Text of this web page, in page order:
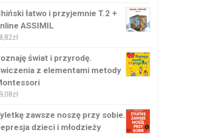
łatwo i przyjemnie T.2 +
ASSIMIL
zł
świat i przyrodę.
z elementami metody
zł
zawsze noszę przy sobie.
dzieci i młodzieży